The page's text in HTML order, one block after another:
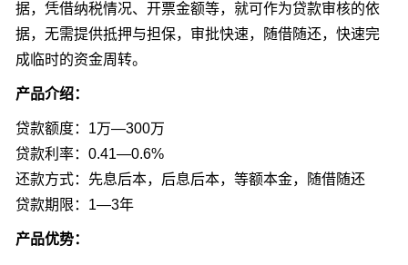
据，凭借纳税情况、开票金额等，就可作为贷款审核的依
据，无需提供抵押与担保，审批快速，随借随还，快速完
成临时的资金周转。
产品介绍：
贷款额度：1万—300万
贷款利率：0.41—0.6%
还款方式：先息后本，后息后本，等额本金，随借随还
贷款期限：1—3年
产品优势：